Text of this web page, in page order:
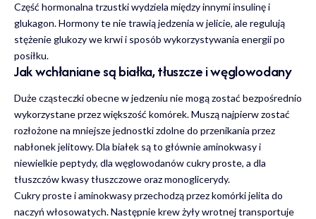
Część hormonalna trzustki wydziela między innymi insulinę i
glukagon. Hormony te nie trawią jedzenia w jelicie, ale regulują
stężenie glukozy we krwi i sposób wykorzystywania energii po
posiłku.
Jak wchłaniane są białka, tłuszcze i węglowodany
Duże cząsteczki obecne w jedzeniu nie mogą zostać bezpośrednio
wykorzystane przez większość komórek. Muszą najpierw zostać
rozłożone na mniejsze jednostki zdolne do przenikania przez
nabłonek jelitowy. Dla białek są to głównie aminokwasy i
niewielkie peptydy, dla węglowodanów cukry proste, a dla
tłuszczów kwasy tłuszczowe oraz monoglicerydy.
Cukry proste i aminokwasy przechodzą przez komórki jelita do
naczyń włosowatych. Następnie krew żyły wrotnej transportuje